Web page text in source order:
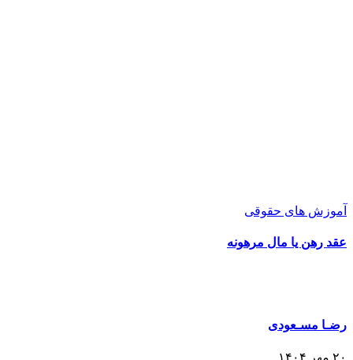
آموزش های حقوقی
عقد رهن یا مال مرهونه
رضـا مسـعودی
۲۰ مهر ۱۴۰۴